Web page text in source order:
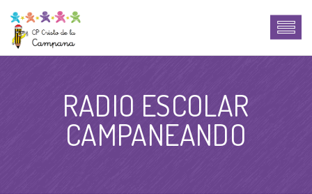
RADIO ESCOLAR
CAMPANEANDO